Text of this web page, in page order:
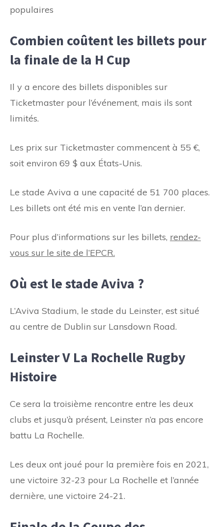
populaires
Combien coûtent les billets pour
la finale de la H Cup
Il y a encore des billets disponibles sur
Ticketmaster pour l’événement, mais ils sont
limités.
Les prix sur Ticketmaster commencent à 55 €,
soit environ 69 $ aux États-Unis.
Le stade Aviva a une capacité de 51 700 places.
Les billets ont été mis en vente l’an dernier.
Pour plus d’informations sur les billets, rendez-
vous sur le site de l’EPCR.
Où est le stade Aviva ?
L’Aviva Stadium, le stade du Leinster, est situé
au centre de Dublin sur Lansdown Road.
Leinster V La Rochelle Rugby
Histoire
Ce sera la troisième rencontre entre les deux
clubs et jusqu’à présent, Leinster n’a pas encore
battu La Rochelle.
Les deux ont joué pour la première fois en 2021,
une victoire 32-23 pour La Rochelle et l’année
dernière, une victoire 24-21.